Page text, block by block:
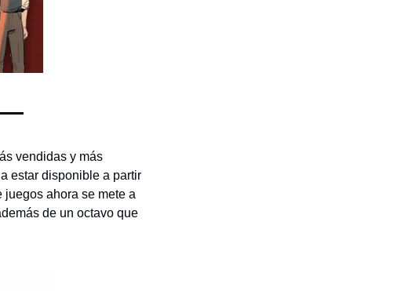
vendidas y más
estar disponible a partir
juegos ahora se mete a
de un octavo que